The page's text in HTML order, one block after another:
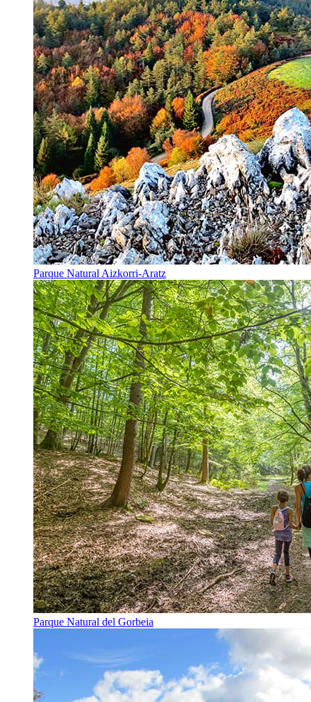
Parque Natural Aizkorri-Aratz
Parque Natural del Gorbeia